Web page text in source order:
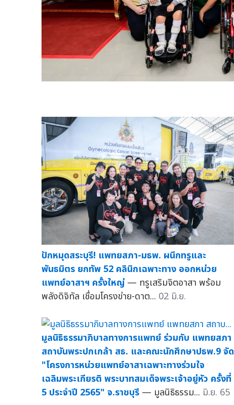
ปักหมุดสระบุรี! แพทยสภา-มธพ. ผนึกทรูและ
พันธมิตร ยกทัพ 52 คลินิกเฉพาะทาง ออกหน่วย
แพทย์อาสาฯ ครั้งใหญ่ — ทรูเสริมจิตอาสา พร้อม
พลังดิจิทัล เชื่อมโครงข่าย-ดาต... 02 มิ.ย.
มูลนิธิธรรมาภิบาลทางการแพทย์ ร่วมกับ แพทยสภา
สถาบันพระปกเกล้า สธ. และคณะนักศึกษาปธพ.9 จัด
"โครงการหน่วยแพทย์อาสาเฉพาะทางร่วมใจ
เฉลิมพระเกียรติ พระบาทสมเด็จพระเจ้าอยู่หัว ครั้งที่
5 ประจำปี 2565" จ.ราชบุรี — มูลนิธิธรรม... มิ.ย. 65